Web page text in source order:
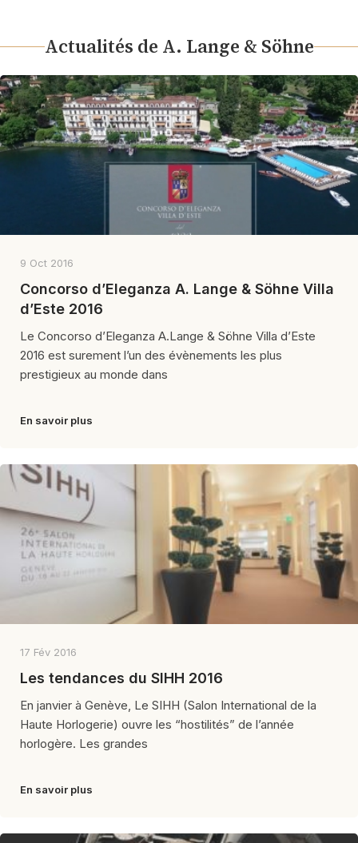
Actualités de A. Lange & Söhne
9 Oct 2016
Concorso d’Eleganza A. Lange & Söhne Villa
d’Este 2016
Le Concorso d’Eleganza A.Lange & Söhne Villa d’Este
2016 est surement l’un des évènements les plus
prestigieux au monde dans
En savoir plus
17 Fév 2016
Les tendances du SIHH 2016
En janvier à Genève, Le SIHH (Salon International de la
Haute Horlogerie) ouvre les “hostilités” de l’année
horlogère. Les grandes
En savoir plus